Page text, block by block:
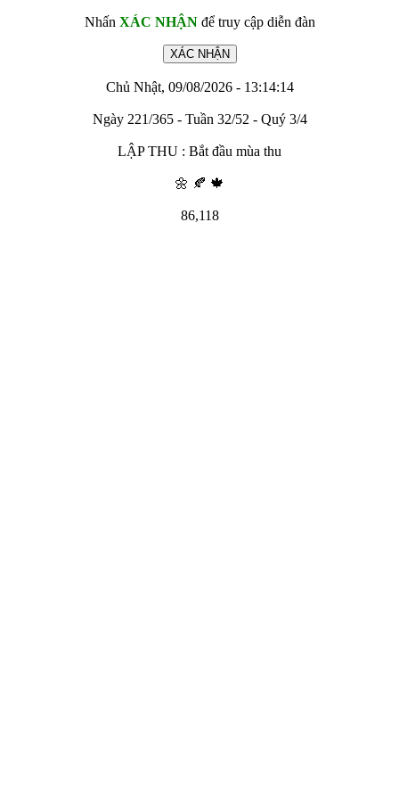
Nhấn XÁC NHẬNđể truy cập diễn đàn
Chủ Nhật, 09/08/2026 - 13:14:14
Ngày 221/365 - Tuần 32/52 - Quý 3/4
LẬP THU : Bắt đầu mùa thu
🌼 🍂 🍁
86,118